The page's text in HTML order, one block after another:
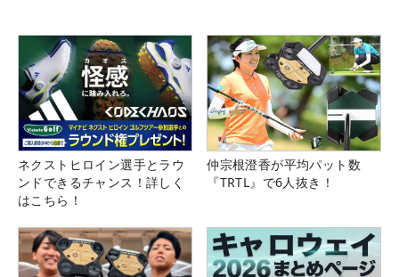
ネクストヒロイン選手とラウ
ンドできるチャンス！詳しく
はこちら！
仲宗根澄香が平均パット数
『TRTL』で6人抜き！